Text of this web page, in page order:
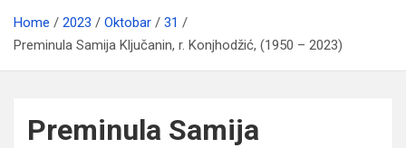
Home 2023 Oktobar
31
Preminula Samija Ključanin, r. Konjhodžić, (1950 – 2023)
Preminula Samija